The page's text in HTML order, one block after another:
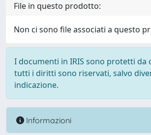
File in questo prodotto:
Non ci sono file associati a questo
I documenti in IRIS sono protetti da
tutti i diritti sono riservati, salvo
indicazione.
Informazioni